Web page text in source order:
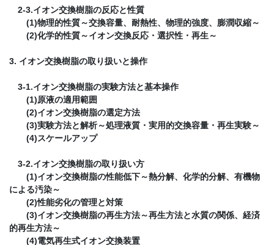
2-3.イオン交換樹脂の反応と性質
(1)物理的性質～交換容量、耐熱性、物理的強度、膨潤収縮～
(2)化学的性質～イオン交換反応・選択性・再生～
3. イオン交換樹脂の取り扱いと操作
3-1.イオン交換樹脂の実験方法と基本操作
(1)原液の適用範囲
(2)イオン交換樹脂の選定方法
(3)実験方法と解析～処理液質・実用的交換容量・再生実験～
(4)スケールアップ
3-2.イオン交換樹脂の取り扱い方
(1)イオン交換樹脂の性能低下～熱分解、化学的分解、有機物
による汚染～
(2)性能劣化の管理と対策
(3)イオン交換樹脂の再生方法～再生方法と水質の関係、経済
的再生方法～
(4)電気再生式イオン交換装置